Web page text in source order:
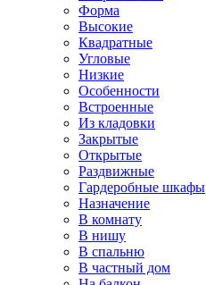
Форма
Высокие
Квадратные
Угловые
Низкие
Особенности
Встроенные
Из кладовки
Закрытые
Открытые
Раздвижные
Гардеробные шкафы
Назначение
В комнату
В нишу
В спальню
В частный дом